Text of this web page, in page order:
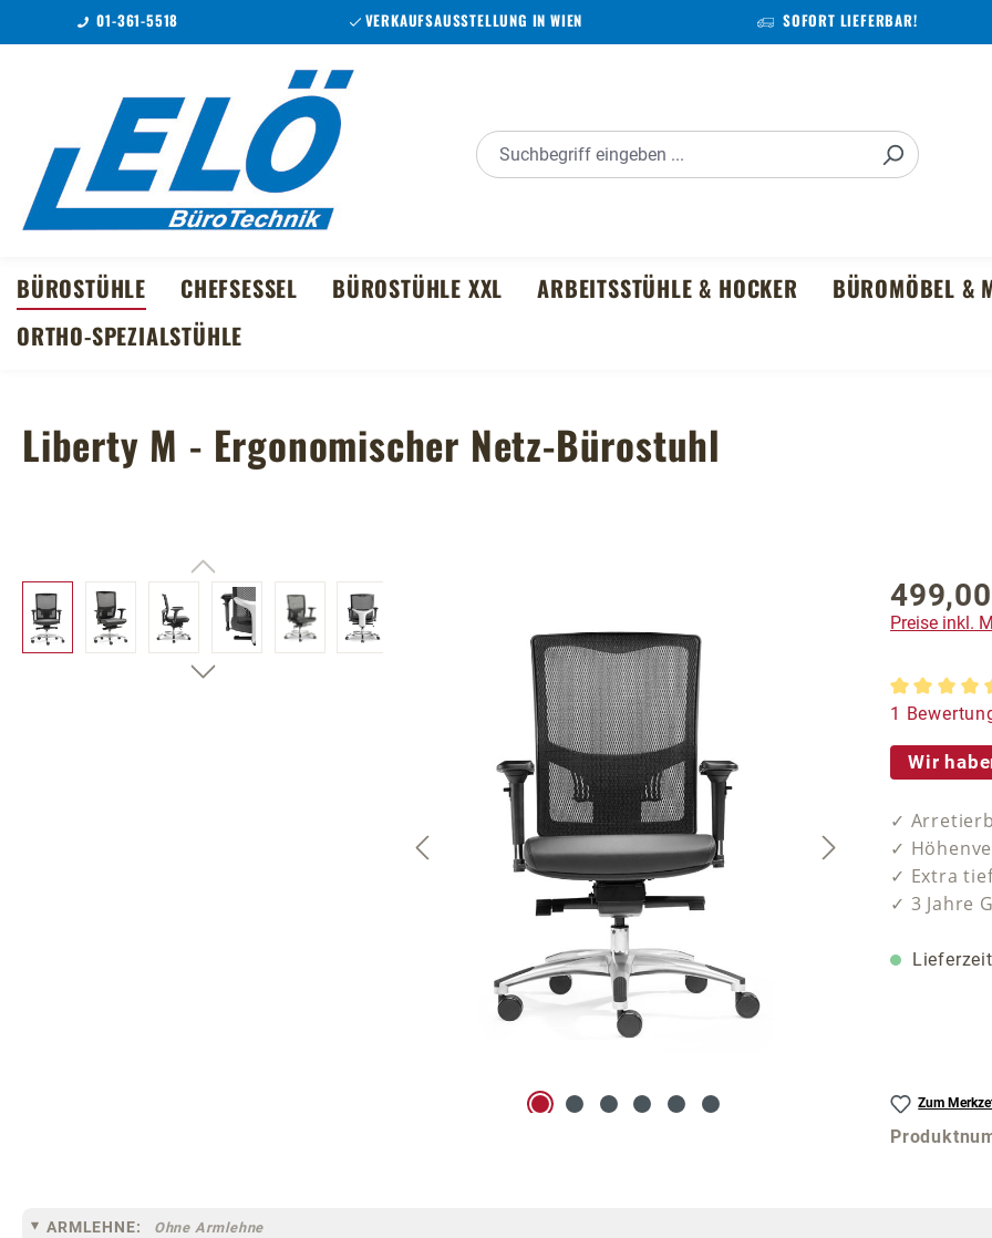
Hauptinhalt springen
Zur Suche springen
Zur Hauptnavigation springen
01-361-5518 VERKAUFSAUSSTELLUNG IN WIEN SOFORT LIEFERBAR!
BÜROSTÜHLE CHEFSESSEL BÜROSTÜHLE XXL ARBEITSSTÜHLE & HOCKER BÜROMÖBEL &
ORTHO-SPEZIALSTÜHLE
Liberty M - Ergonomischer Netz-Bürostuhl
Bildergalerie überspringen Regulärer
Preise inkl.
1
Wir
✓
✓
✓ Extra
✓ 3 Jahre
Zum
ARMLEHNE: Ohne Armlehne